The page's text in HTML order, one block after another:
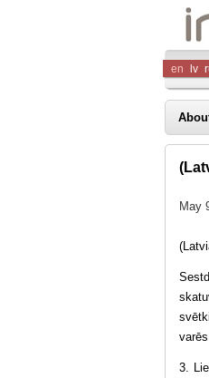
en lv
May
3.